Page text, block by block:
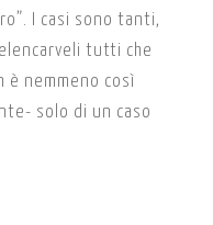
I casi sono tanti,
tutti che
nemmeno così
solo di un caso